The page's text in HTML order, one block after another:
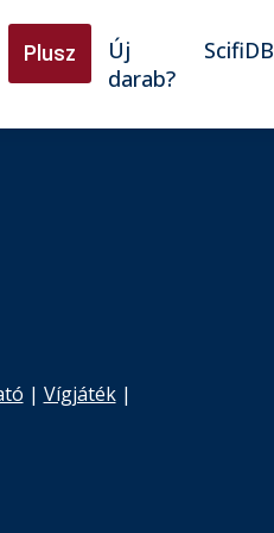
Plusz
Új
darab?
ScifiDB
| Vígjáték|